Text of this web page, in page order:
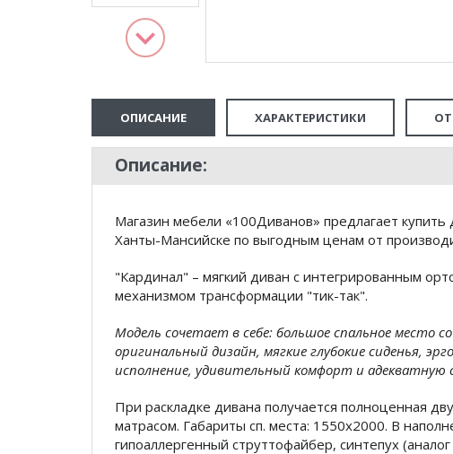
ОПИСАНИЕ ХАРАКТЕРИСТИКИ
Описание:
Магазин мебели «100Диванов» предлагает
Ханты-Мансийске по выгодным ценам от
"Кардинал" – мягкий диван с интегрированным
механизмом трансформации "тик-так".
Модель сочетает в себе: большое спальное место
оригинальный дизайн, мягкие глубокие сиденья,
исполнение, удивительный комфорт и адекватную
При раскладке дивана получается полноценная
матрасом. Габариты сп. места: 1550х2000. В
гипоаллергенный струттофайбер, синтепух